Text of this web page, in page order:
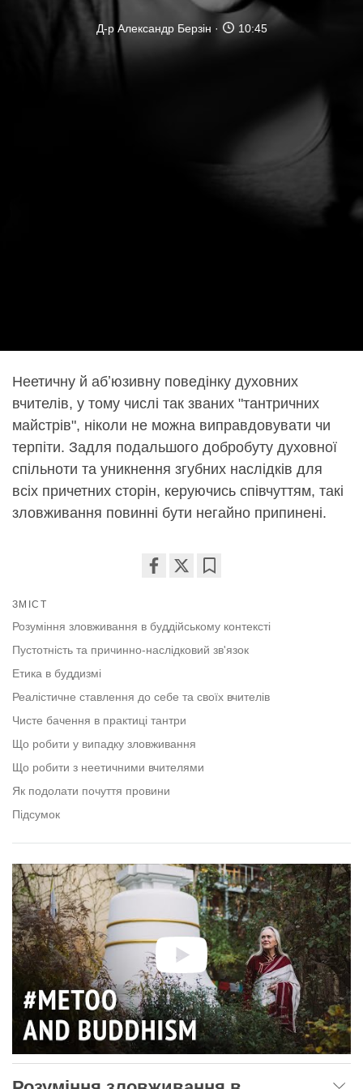
Д-р Александр Берзін 10:45
Неетичну й абʼюзивну поведінку духовних
вчителів, у тому числі так званих "тантричних
майстрів", ніколи не можна виправдовувати чи
терпіти. Задля подальшого добробуту духовної
спільноти та уникнення згубних наслідків для
всіх причетних сторін, керуючись співчуттям, такі
зловживання повинні бути негайно припинені.
facebook
ЗМІСТ
Розуміння зловживання в буддійському контексті
Пустотність та причинно-наслідковий зв'язок
Етика в буддизмі
Реалістичне ставлення до себе та своїх вчителів
Чисте бачення в практиці тантри
Що робити у випадку зловживання
Що робити з неетичними вчителями
Як подолати почуття провини
Підсумок